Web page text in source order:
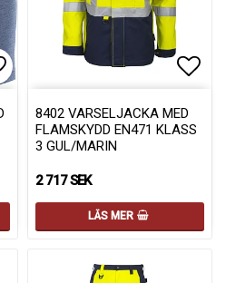
till i favoritlistan
8402 VARSELJACKA MED
FLAMSKYDD EN471 KLASS
3 GUL/MARIN
2 717 SEK
LÄS MER